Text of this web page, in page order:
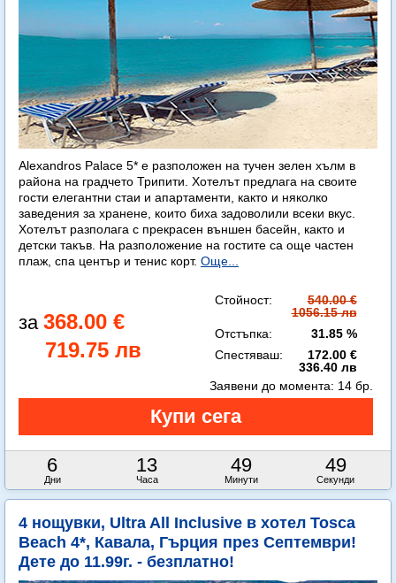
Alexandros Palace 5* e разположен на тучен зелен хълм в
района на градчето Трипити. Хотелът предлага на своите
гости елегантни стаи и апартаменти, както и няколко
заведения за хранене, които биха задоволили всеки вкус.
Хотелът разполага с прекрасен външен басейн, както и
детски такъв. На разположение на гостите са още частен
плаж, спа център и тенис корт. Още...
368.00 €
719.75 лв
Стойност:
540.00 €
1056.15 лв
Отстъпка:
31.85 %
Спестяваш:
172.00 €
336.40 лв
6
Дни
13
Часа
49
Минути
48
Секунди
Заявени до момента: 14 бр.
4 нощувки, Ultra All Inclusive в хотел Tosca
Beach 4*, Кавала, Гърция през Септември!
Дете до 11.99г. - безплатно!